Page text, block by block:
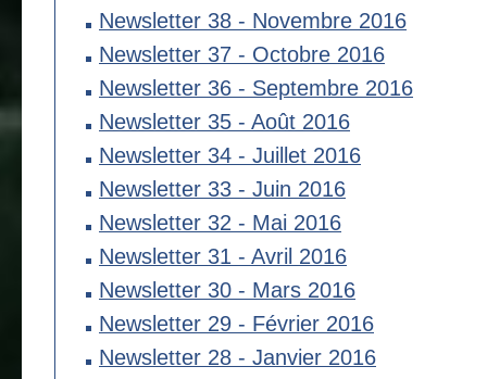
Newsletter 38 - Novembre 2016
Newsletter 37 - Octobre 2016
Newsletter 36 - Septembre 2016
Newsletter 35 - Août 2016
Newsletter 34 - Juillet 2016
Newsletter 33 - Juin 2016
Newsletter 32 - Mai 2016
Newsletter 31 - Avril 2016
Newsletter 30 - Mars 2016
Newsletter 29 - Février 2016
Newsletter 28 - Janvier 2016